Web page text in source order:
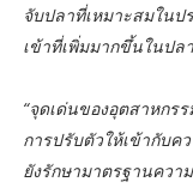
จับปลาที่เหมาะสมในป
เข้าที่เพิ่มมากขึ้นในปล
“จุดเด่นของอุตสาหกร
การปรับตัวให้เข้ากับค
ยังรักษามาตรฐานควา